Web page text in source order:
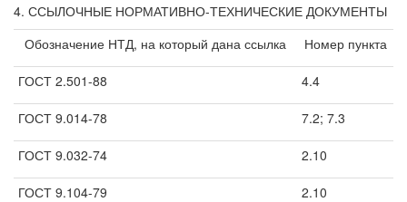
4. ССЫЛОЧНЫЕ НОРМАТИВНО-ТЕХНИЧЕСКИЕ ДОКУМЕНТЫ
Обозначение НТД, на который дана ссылка
Номер пункта
ГОСТ 2.501-88 4.4
ГОСТ 9.014-78 7.2; 7.3
ГОСТ 9.032-74 2.10
ГОСТ 9.104-79 2.10